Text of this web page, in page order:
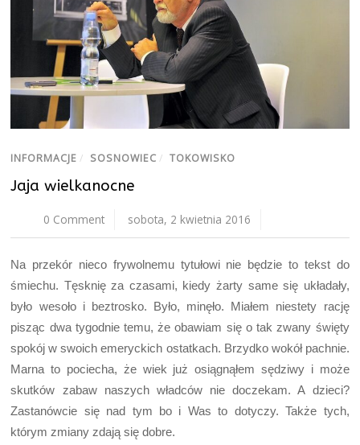
INFORMACJE / SOSNOWIEC / TOKOWISKO
Jaja wielkanocne
0 Comment sobota, 2 kwietnia 2016
Na przekór nieco frywolnemu tytułowi nie będzie to tekst do
śmiechu. Tęsknię za czasami, kiedy żarty same się układały,
było wesoło i beztrosko. Było, minęło. Miałem niestety rację
pisząc dwa tygodnie temu, że obawiam się o tak zwany święty
spokój w swoich emeryckich ostatkach. Brzydko wokół pachnie.
Marna to pociecha, że wiek już osiągnąłem sędziwy i może
skutków zabaw naszych władców nie doczekam. A dzieci?
Zastanówcie się nad tym bo i Was to dotyczy. Także tych,
którym zmiany zdają się dobre.